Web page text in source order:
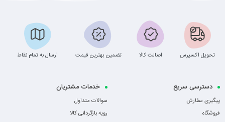
تحویل اکسپرس اصالت کالا تضمین بهترین قیمت ارسال به تمام نقاط
دسترسی سریع
پیگیری سفارش
فروشگاه
خدمات مشتریان
سوالات متداول
رویه بازگردانی کالا